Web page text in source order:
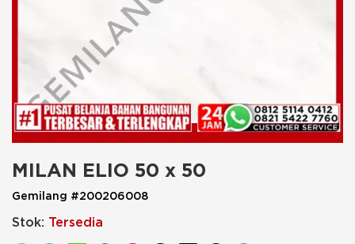
MILAN ELIO 50 x 50
Gemilang #200206008
Stok: Tersedia